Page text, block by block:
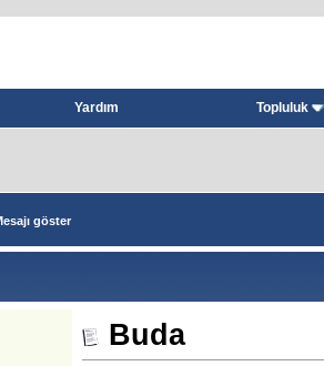
Yardım Topluluk
göster
Buda